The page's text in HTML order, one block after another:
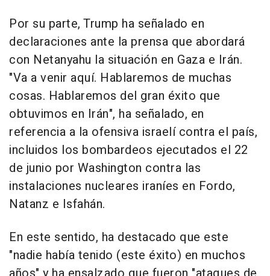
Por su parte, Trump ha señalado en
declaraciones ante la prensa que abordará
con Netanyahu la situación en Gaza e Irán.
"Va a venir aquí. Hablaremos de muchas
cosas. Hablaremos del gran éxito que
obtuvimos en Irán", ha señalado, en
referencia a la ofensiva israelí contra el país,
incluidos los bombardeos ejecutados el 22
de junio por Washington contra las
instalaciones nucleares iraníes en Fordo,
Natanz e Isfahán.
En este sentido, ha destacado que este
"nadie había tenido (este éxito) en muchos